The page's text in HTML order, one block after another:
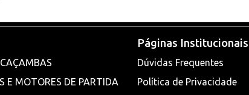
E MOTORES DE PARTIDA
Páginas Institucionais
Dúvidas Frequentes
Política de Privacidade